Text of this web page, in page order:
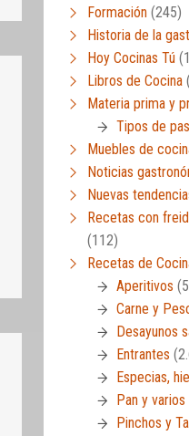
Formación (245)
Historia de la
Hoy Cocinas Tú
Libros de Cocina
Materia prima y
Tipos de
Muebles de
Noticias
Nuevas
Recetas con
(112)
Recetas de
Aperitivos
Carne y
Desayunos
Entrantes
Especias,
Pan y varios
Pinchos y